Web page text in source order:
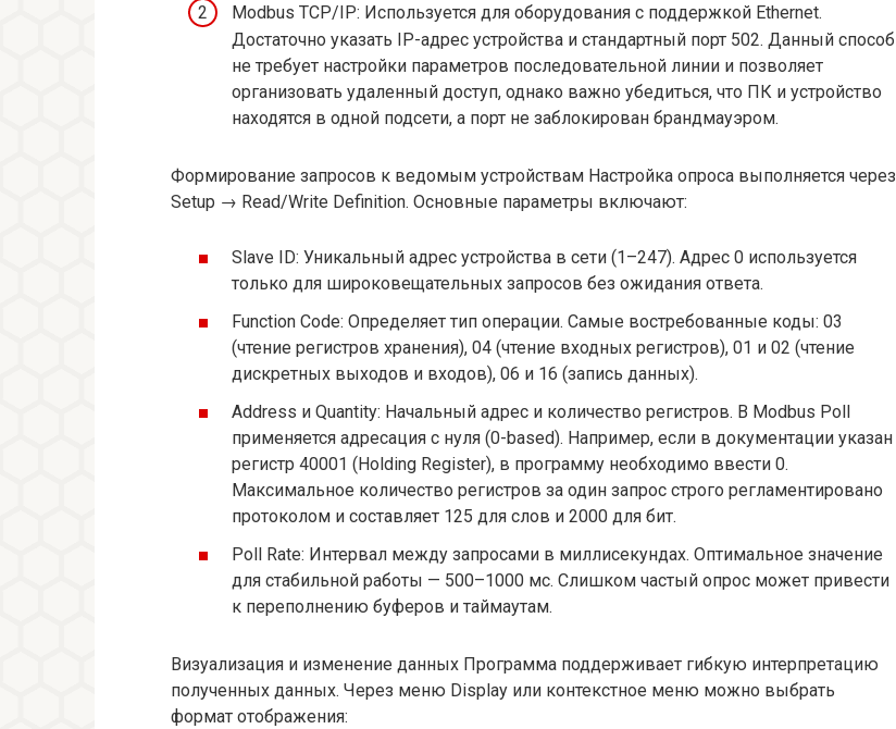
Modbus TCP/IP: Используется для оборудования с поддержкой Ethernet.
Достаточно указать IP-адрес устройства и стандартный порт 502. Данный способ
не требует настройки параметров последовательной линии и позволяет
организовать удаленный доступ, однако важно убедиться, что ПК и устройство
находятся в одной подсети, а порт не заблокирован брандмауэром.
Формирование запросов к ведомым устройствам Настройка опроса выполняется через
Setup → Read/Write Definition. Основные параметры включают:
Slave ID: Уникальный адрес устройства в сети (1–247). Адрес 0 используется
только для широковещательных запросов без ожидания ответа.
Function Code: Определяет тип операции. Самые востребованные коды: 03
(чтение регистров хранения), 04 (чтение входных регистров), 01 и 02 (чтение
дискретных выходов и входов), 06 и 16 (запись данных).
Address и Quantity: Начальный адрес и количество регистров. В Modbus Poll
применяется адресация с нуля (0-based). Например, если в документации указан
регистр 40001 (Holding Register), в программу необходимо ввести 0.
Максимальное количество регистров за один запрос строго регламентировано
протоколом и составляет 125 для слов и 2000 для бит.
Poll Rate: Интервал между запросами в миллисекундах. Оптимальное значение
для стабильной работы — 500–1000 мс. Слишком частый опрос может привести
к переполнению буферов и таймаутам.
Визуализация и изменение данных Программа поддерживает гибкую интерпретацию
полученных данных. Через меню Display или контекстное меню можно выбрать
формат отображения: